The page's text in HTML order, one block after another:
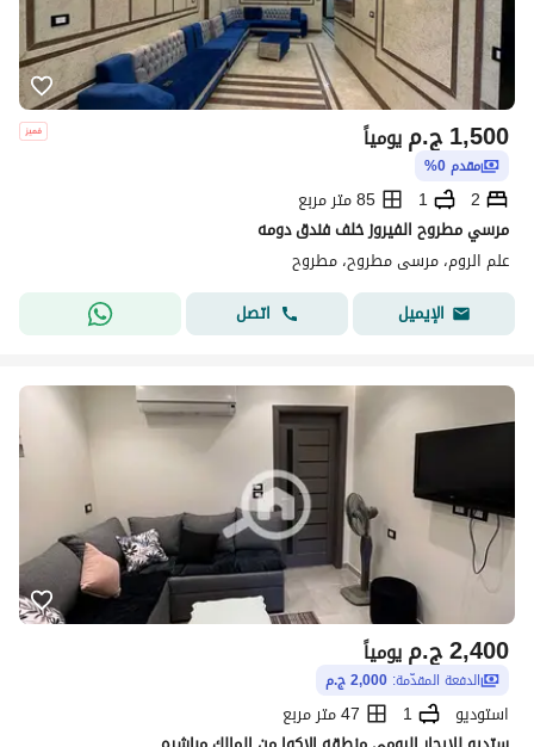
ج.م1,500 يومياً
مقدم 0%
2
1
85 متر مربع
مرسي مطروح الفيروز خلف فندق دومه
علم الروم، مرسى مطروح، مطروح
الإيميل
اتصل
ج.م2,400 يومياً
الدفعة المقدّمة: 2,000 ج.م
استوديو 1
47 متر مربع